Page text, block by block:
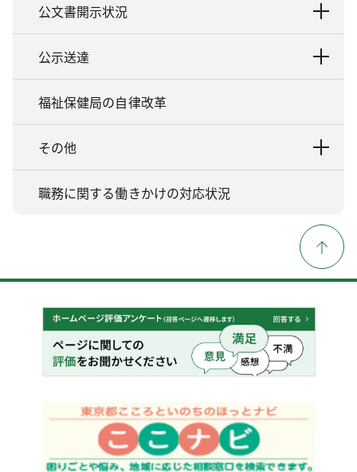
公文書開示状況
公示送達
福祉保健局の自律改革
その他
職務に関する働きかけの対応状況